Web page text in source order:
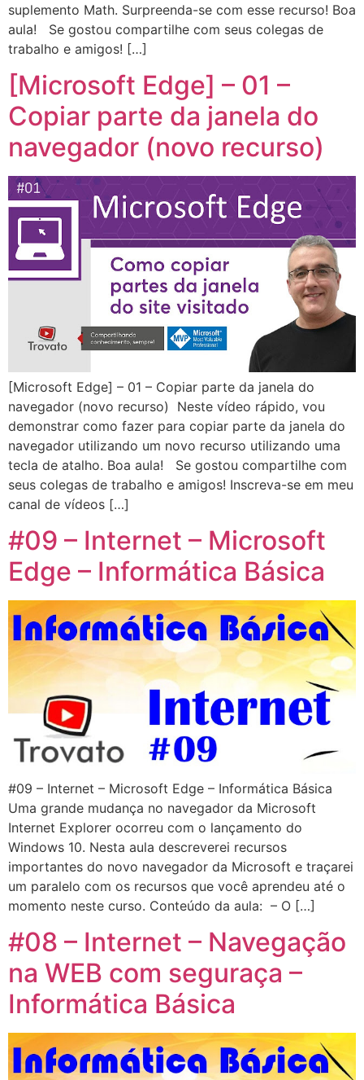
suplemento Math. Surpreenda-se com esse recurso! Boa
aula! Se gostou compartilhe com seus colegas de
trabalho e amigos! […]
[Microsoft Edge] – 01 –
Copiar parte da janela do
navegador (novo recurso)
[Microsoft Edge] – 01 – Copiar parte da janela do
navegador (novo recurso) Neste vídeo rápido, vou
demonstrar como fazer para copiar parte da janela do
navegador utilizando um novo recurso utilizando uma
tecla de atalho. Boa aula! Se gostou compartilhe com
seus colegas de trabalho e amigos! Inscreva-se em meu
canal de vídeos […]
#09 – Internet – Microsoft
Edge – Informática Básica
#09 – Internet – Microsoft Edge – Informática Básica
Uma grande mudança no navegador da Microsoft
Internet Explorer ocorreu com o lançamento do
Windows 10. Nesta aula descreverei recursos
importantes do novo navegador da Microsoft e traçarei
um paralelo com os recursos que você aprendeu até o
momento neste curso. Conteúdo da aula: – O […]
#08 – Internet – Navegação
na WEB com seguraça –
Informática Básica